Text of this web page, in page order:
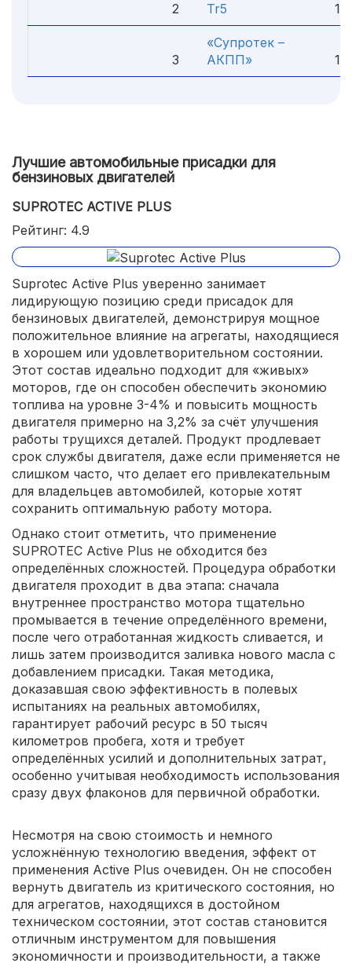
2
Tr5
1
3
«Супротек –
АКПП»
1
Лучшие автомобильные присадки для
бензиновых двигателей
SUPROTEC ACTIVE PLUS
Рейтинг: 4.9
Suprotec Active Plus уверенно занимает
лидирующую позицию среди присадок для
бензиновых двигателей, демонстрируя мощное
положительное влияние на агрегаты, находящиеся
в хорошем или удовлетворительном состоянии.
Этот состав идеально подходит для «живых»
моторов, где он способен обеспечить экономию
топлива на уровне 3-4% и повысить мощность
двигателя примерно на 3,2% за счёт улучшения
работы трущихся деталей. Продукт продлевает
срок службы двигателя, даже если применяется не
слишком часто, что делает его привлекательным
для владельцев автомобилей, которые хотят
сохранить оптимальную работу мотора.
Однако стоит отметить, что применение
SUPROTEC Active Plus не обходится без
определённых сложностей. Процедура обработки
двигателя проходит в два этапа: сначала
внутреннее пространство мотора тщательно
промывается в течение определённого времени,
после чего отработанная жидкость сливается, и
лишь затем производится заливка нового масла с
добавлением присадки. Такая методика,
доказавшая свою эффективность в полевых
испытаниях на реальных автомобилях,
гарантирует рабочий ресурс в 50 тысяч
километров пробега, хотя и требует
определённых усилий и дополнительных затрат,
особенно учитывая необходимость использования
сразу двух флаконов для первичной обработки.
Несмотря на свою стоимость и немного
усложнённую технологию введения, эффект от
применения Active Plus очевиден. Он не способен
вернуть двигатель из критического состояния, но
для агрегатов, находящихся в достойном
техническом состоянии, этот состав становится
отличным инструментом для повышения
экономичности и производительности, а также